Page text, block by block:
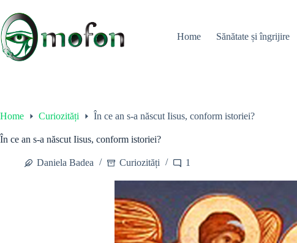
content
Home
Sănătate și îngrijire
Home Curiozități În ce an s-a născut Iisus, conform istoriei?
În ce an s-a născut Iisus, conform istoriei?
Daniela Badea Curiozități 1